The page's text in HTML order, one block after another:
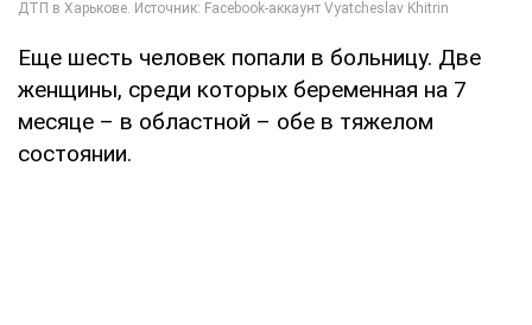
Еще шесть человек попали в больницу. Две
женщины, среди которых беременная на 7
месяце – в областной – обе в тяжелом
состоянии.